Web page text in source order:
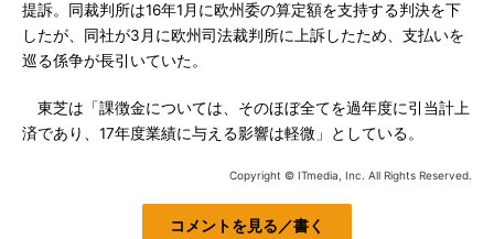
提訴。同裁判所は16年1月に欧州委の算定額を支持する判決を下
したが、同社が3月に欧州司法裁判所に上訴したため、支払いを
巡る係争が長引いていた。
東芝は「課徴金については、そのほぼ全てを過年度に引当計上
済であり、17年度業績に与える影響は軽微」としている。
Copyright © ITmedia, Inc. All Rights Reserved.
コメントを見る／書く